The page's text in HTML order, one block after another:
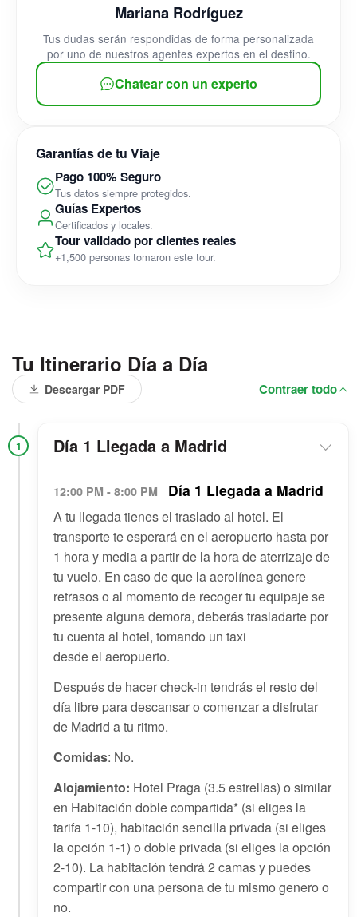
Tu Itinerario Día a Día
Descargar PDF Contraer todo
1 Día 1 Llegada a Madrid
12:00 PM - 8:00 PM Día 1 Llegada a Madrid
A tu llegada tienes el traslado al hotel. El
transporte te esperará en el aeropuerto hasta por
1 hora y media a partir de la hora de aterrizaje de
tu vuelo. En caso de que la aerolínea genere
retrasos o al momento de recoger tu equipaje se
presente alguna demora, deberás trasladarte por
tu cuenta al hotel, tomando un taxi
desde el aeropuerto.
Después de hacer check-in tendrás el resto del
día libre para descansar o comenzar a disfrutar
de Madrid a tu ritmo.
Comidas: No.
Alojamiento: Hotel Praga (3.5 estrellas) o similar
en Habitación doble compartida* (si eliges la
tarifa 1-10), habitación sencilla privada (si eliges
la opción 1-1) o doble privada (si eliges la opción
2-10). La habitación tendrá 2 camas y puedes
compartir con una persona de tu mismo genero o
no.
Mariana Rodríguez
Tus dudas serán respondidas de forma personalizada
por uno de nuestros agentes expertos en el destino.
Chatear con un experto
Garantías de tu Viaje
Pago 100% Seguro
Tus datos siempre protegidos.
Guías Expertos
Certificados y locales.
Tour validado por clientes reales
+1,500 personas tomaron este tour.